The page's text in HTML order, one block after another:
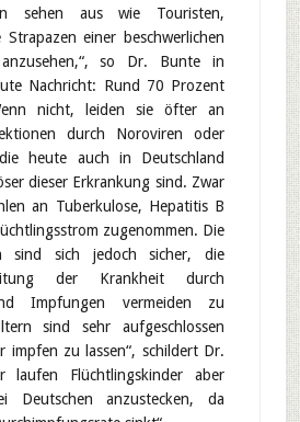
sehen aus wie Touristen,
einer beschwerlichen
so Dr. Bunte in
Nachricht: Rund 70 Prozent
nicht, leiden sie öfter an
durch Noroviren oder
heute auch in Deutschland
dieser Erkrankung sind. Zwar
an Tuberkulose, Hepatitis B
zugenommen. Die
sind sich jedoch sicher, die
der Krankheit durch
Impfungen vermeiden zu
sind sehr aufgeschlossen
impfen zu lassen“, schildert Dr.
laufen Flüchtlingskinder aber
Deutschen anzustecken, da